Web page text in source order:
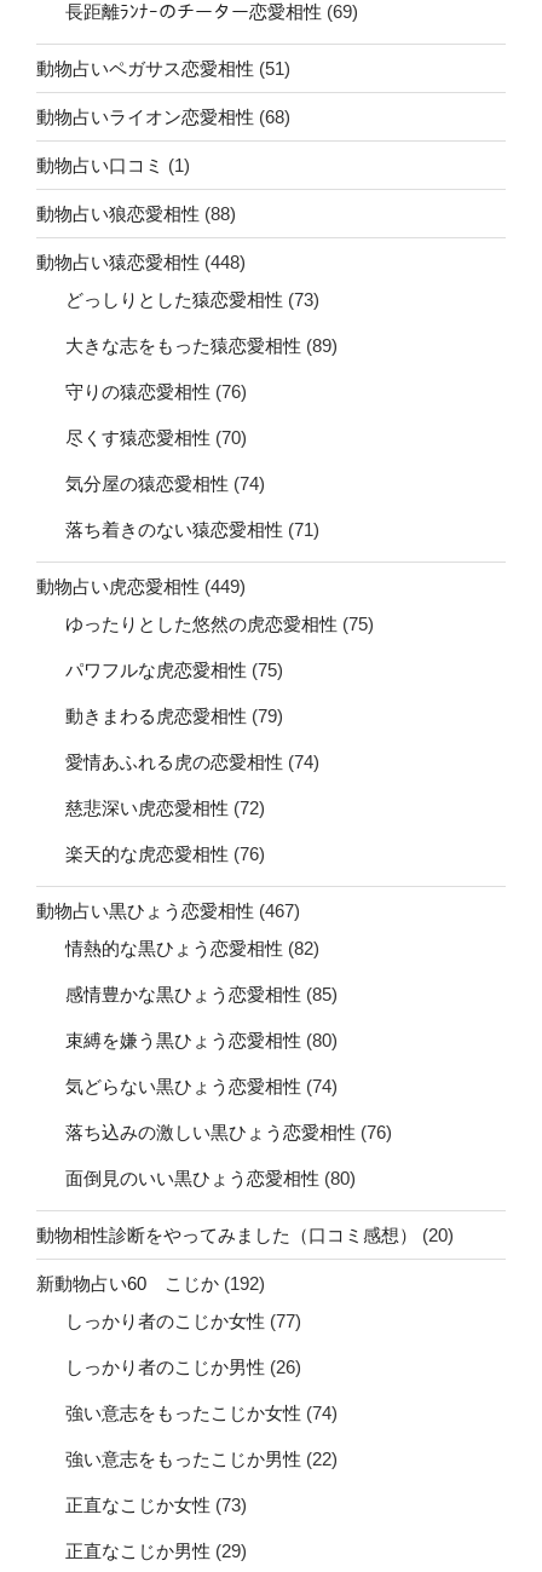
長距離ﾗﾝﾅｰのチーター恋愛相性 (69)
動物占いペガサス恋愛相性 (51)
動物占いライオン恋愛相性 (68)
動物占い口コミ (1)
動物占い狼恋愛相性 (88)
動物占い猿恋愛相性 (448)
どっしりとした猿恋愛相性 (73)
大きな志をもった猿恋愛相性 (89)
守りの猿恋愛相性 (76)
尽くす猿恋愛相性 (70)
気分屋の猿恋愛相性 (74)
落ち着きのない猿恋愛相性 (71)
動物占い虎恋愛相性 (449)
ゆったりとした悠然の虎恋愛相性 (75)
パワフルな虎恋愛相性 (75)
動きまわる虎恋愛相性 (79)
愛情あふれる虎の恋愛相性 (74)
慈悲深い虎恋愛相性 (72)
楽天的な虎恋愛相性 (76)
動物占い黒ひょう恋愛相性 (467)
情熱的な黒ひょう恋愛相性 (82)
感情豊かな黒ひょう恋愛相性 (85)
束縛を嫌う黒ひょう恋愛相性 (80)
気どらない黒ひょう恋愛相性 (74)
落ち込みの激しい黒ひょう恋愛相性 (76)
面倒見のいい黒ひょう恋愛相性 (80)
動物相性診断をやってみました（口コミ感想） (20)
新動物占い60 こじか (192)
しっかり者のこじか女性 (77)
しっかり者のこじか男性 (26)
強い意志をもったこじか女性 (74)
強い意志をもったこじか男性 (22)
正直なこじか女性 (73)
正直なこじか男性 (29)